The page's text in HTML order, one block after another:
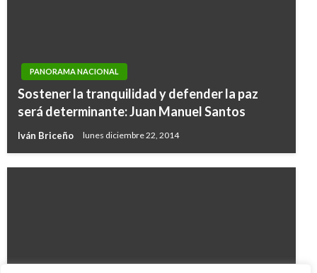
PANORAMA NACIONAL
Sostener la tranquilidad y defender la paz
será determinante: Juan Manuel Santos
Iván Briceño lunes diciembre 22, 2014